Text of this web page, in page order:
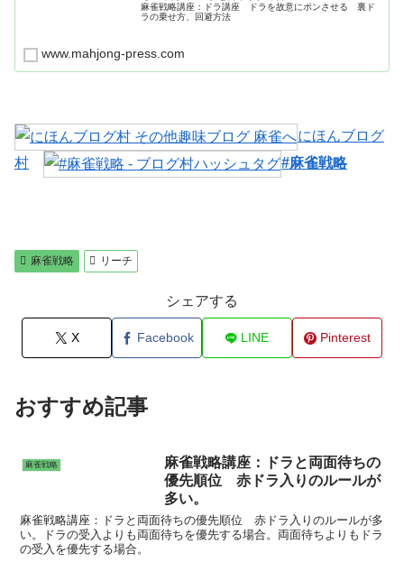
麻雀戦略講座：ドラ講座 ドラを故意にポンさせる 裏ド
ラの乗せ方、回避方法
www.mahjong-press.com
にほんブログ
村
#麻雀戦略
麻雀戦略 リーチ
シェアする
X Facebook LINE Pinterest
おすすめ記事
麻雀戦略
麻雀戦略講座：ドラと両面待ちの
優先順位 赤ドラ入りのルールが
多い。
麻雀戦略講座：ドラと両面待ちの優先順位 赤ドラ入りのルールが多
い。ドラの受入よりも両面待ちを優先する場合。両面待ちよりもドラ
の受入を優先する場合。